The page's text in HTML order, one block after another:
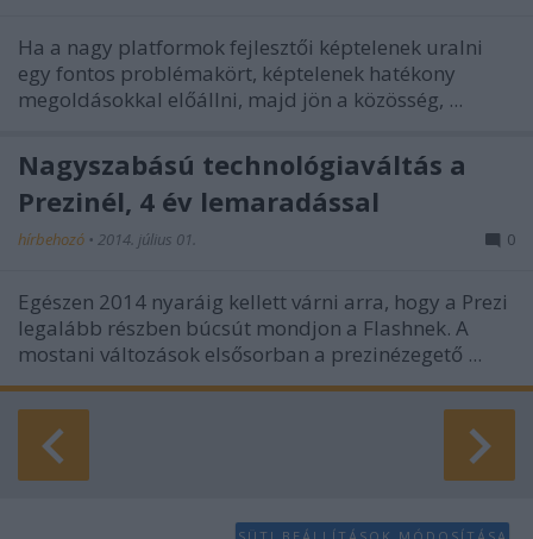
Ha a nagy platformok fejlesztői képtelenek uralni
egy fontos problémakört, képtelenek hatékony
megoldásokkal előállni, majd jön a közösség, ...
Nagyszabású technológiaváltás a
Prezinél, 4 év lemaradással
hírbehozó • 2014. július 01. 0
Egészen 2014 nyaráig kellett várni arra, hogy a Prezi
legalább részben búcsút mondjon a Flashnek. A
mostani változások elsősorban a prezinézegető ...